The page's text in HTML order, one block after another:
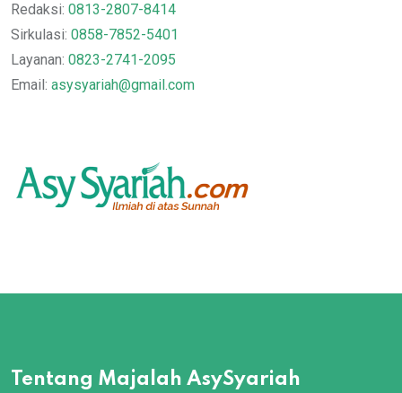
Redaksi: 0813-2807-8414
Sirkulasi: 0858-7852-5401
Layanan: 0823-2741-2095
Email: asysyariah@gmail.com
Tentang Majalah AsySyariah